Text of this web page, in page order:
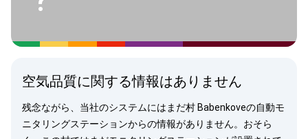
空気品質に関する情報はありません
残念ながら、当社のシステムにはまだ村 Babenkoveの自動モ
ニタリングステーションからの情報がありません。おそら